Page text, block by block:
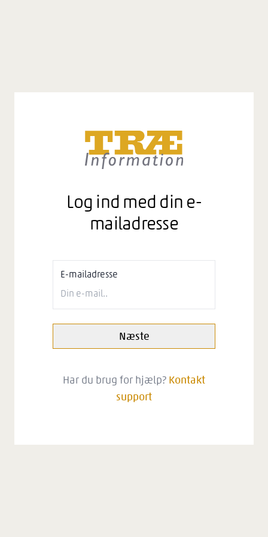
Log ind med din e-
mailadresse
E-mailadresse
Næste
Har du brug for hjælp? Kontakt
support